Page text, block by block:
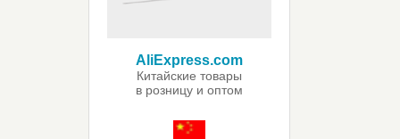
AliExpress.com
Китайские товары
в розницу и оптом